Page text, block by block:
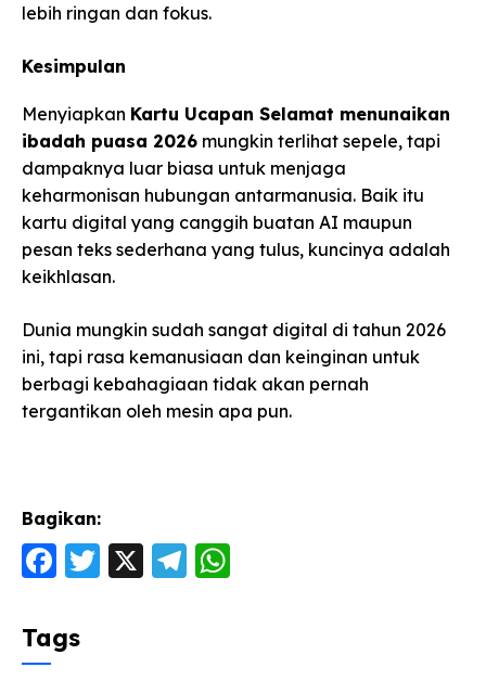
lebih ringan dan fokus.
Kesimpulan
Menyiapkan Kartu Ucapan Selamat menunaikan
ibadah puasa 2026 mungkin terlihat sepele, tapi
dampaknya luar biasa untuk menjaga
keharmonisan hubungan antarmanusia. Baik itu
kartu digital yang canggih buatan AI maupun
pesan teks sederhana yang tulus, kuncinya adalah
keikhlasan.
Dunia mungkin sudah sangat digital di tahun 2026
ini, tapi rasa kemanusiaan dan keinginan untuk
berbagi kebahagiaan tidak akan pernah
tergantikan oleh mesin apa pun.
Bagikan:
F
c
e
T
X
T
Tags